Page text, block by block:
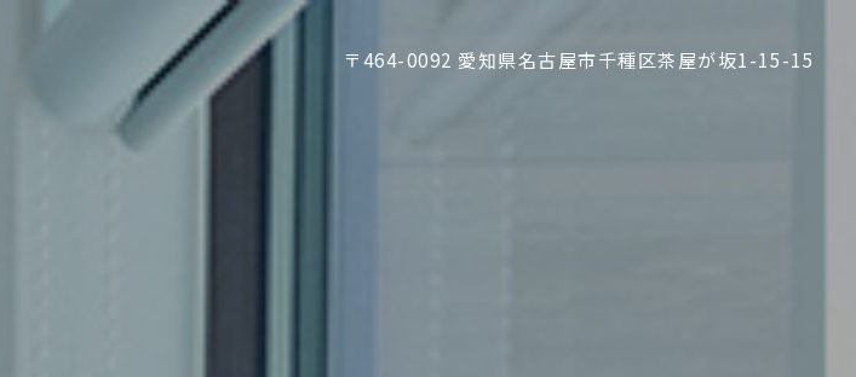
〒464-0092 愛知県名古屋市千種区茶屋が坂1-15-15